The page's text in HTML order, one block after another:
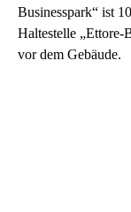
Businesspark“ ist
Haltestelle „Ettore-
vor dem Gebäude.